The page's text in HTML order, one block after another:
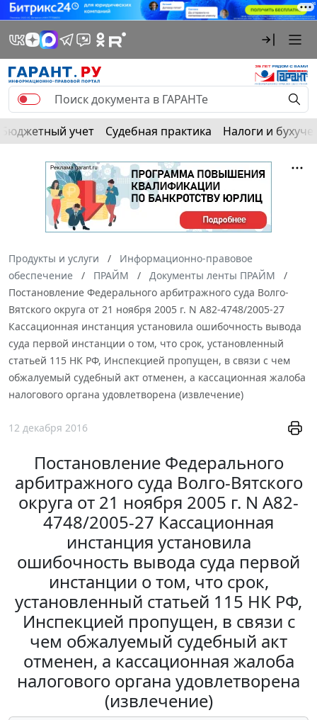
Бюджетный учет Судебная практика Налоги и
Продукты и услуги
Информационно-правовое
обеспечение
ПРАЙМ
Документы ленты ПРАЙМ
Постановление Федерального арбитражного суда Волго-
Вятского округа от 21 ноября 2005 г. N А82-4748/2005-27
Кассационная инстанция установила ошибочность вывода
суда первой инстанции о том, что срок, установленный
статьей 115 НК РФ, Инспекцией пропущен, в связи с чем
обжалуемый судебный акт отменен, а кассационная жалоба
налогового органа удовлетворена (извлечение)
12 декабря 2016
Постановление Федерального
арбитражного суда Волго-Вятского
округа от 21 ноября 2005 г. N А82-
4748/2005-27 Кассационная
инстанция установила
ошибочность вывода суда первой
инстанции о том, что срок,
установленный статьей 115 НК РФ,
Инспекцией пропущен, в связи с
чем обжалуемый судебный акт
отменен, а кассационная жалоба
налогового органа удовлетворена
(извлечение)